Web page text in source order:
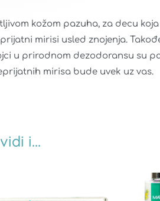
kožom pazuha, za decu
mirisi usled znojenja.
u prirodnom dezodoransu su
mirisa bude uvek uz vas.
i...